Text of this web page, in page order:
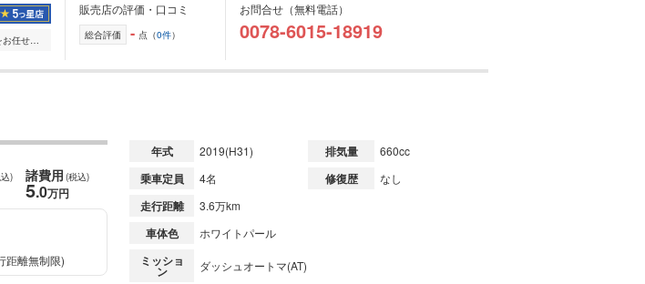
☆ ★ ネクステージ岡山店 ★ ☆ クルマの販売・買取・整備すべてをお任せいただける大型店舗です。 お問い合わせも受け付けておりますので、お気軽にご連絡ください♪ ー...
販売店の評価・口コミ
総合評価 - 点（0件）
お問合せ（無料電話）
0078-6015-18919
) 諸費用 (税込)
5.0万円
距離無制限)
年式 2019(H31) 排気量 660cc
乗車定員 4名 修復歴 なし
走行距離 3.6万km
車体色 ホワイトパール
ミッショ
ン ダッシュオートマ(AT)